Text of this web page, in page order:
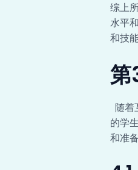
综上
水平
和技
第
随着
的学
和准